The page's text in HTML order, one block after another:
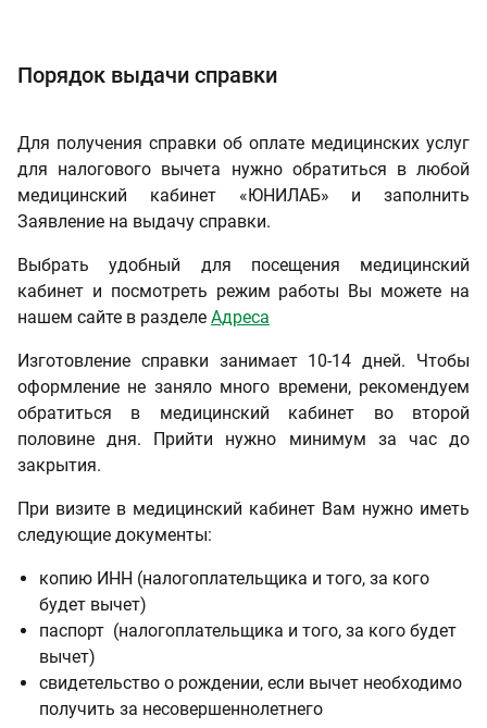
Порядок выдачи справки
Для получения справки об оплате медицинских услуг
для налогового вычета нужно обратиться в любой
медицинский кабинет «ЮНИЛАБ» и заполнить
Заявление на выдачу справки.
Выбрать удобный для посещения медицинский
кабинет и посмотреть режим работы Вы можете на
нашем сайте в разделе Адреса
Изготовление справки занимает 10-14 дней. Чтобы
оформление не заняло много времени, рекомендуем
обратиться в медицинский кабинет во второй
половине дня. Прийти нужно минимум за час до
закрытия.
При визите в медицинский кабинет Вам нужно иметь
следующие документы:
копию ИНН (налогоплательщика и того, за кого
будет вычет)
паспорт (налогоплательщика и того, за кого будет
вычет)
свидетельство о рождении, если вычет необходимо
получить за несовершеннолетнего